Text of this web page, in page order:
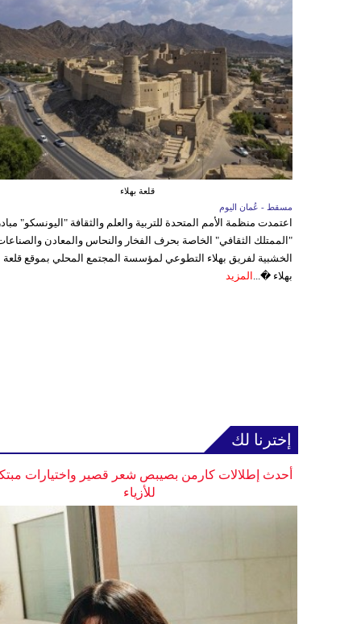
قلعة بهلاء
مسقط - عُمان اليوم
اعتمدت منظمة الأمم المتحدة للتربية والعلم والثقافة "اليونسكو"
"الممتلك الثقافي" الخاصة بحرف الفخار والنحاس والمعادن
الخشبية لفريق بهلاء التطوعي لمؤسسة المجتمع المحلي بموقع قلعة
بهلاء �... المزيد
إخترنا لك
أحدث إطلالات كارمن بصيبص شعر قصير واختيارات
للأزياء